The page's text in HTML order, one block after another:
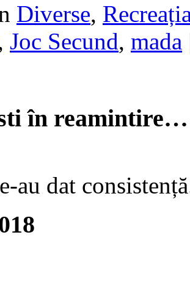
Diverse,
Joc Secund, mada
în reamintire…
au dat